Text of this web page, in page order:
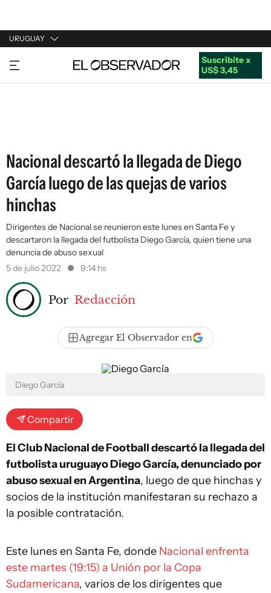
URUGUAY
URUGUAY
ARGENTINA
Suscribite x
US$ 3,45
Nacional descartó la llegada de Diego
García luego de las quejas de varios
hinchas
Dirigentes de Nacional se reunieron este lunes en Santa Fe y
descartaron la llegada del futbolista Diego García, quien tiene una
denuncia de abuso sexual
5 de julio 2022
9:14 hs
Por Redacción
Agregar El Observador en
Diego García
Compartir
El Club Nacional de Football descartó la llegada del
futbolista uruguayo Diego García, denunciado por
abuso sexual en Argentina, luego de que hinchas y
socios de la institución manifestaran su rechazo a
la posible contratación.
Este lunes en Santa Fe, donde Nacional enfrenta
este martes (19:15) a Unión por la Copa
Sudamericana, varios de los dirigentes que